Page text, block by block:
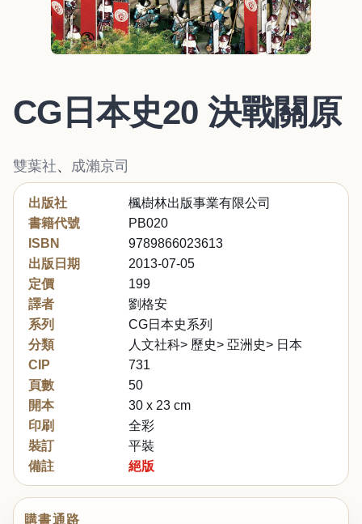
CG日本史20 決戰關原
雙葉社、 成瀨京司
出版社
楓樹林出版事業有限公司
書籍代號
PB020
ISBN
9789866023613
出版日期
2013-07-05
定價
199
譯者
劉格安
系列
CG日本史系列
分類
人文社科> 歷史> 亞洲史> 日本
CIP
731
頁數
50
開本
30 x 23 cm
印刷
全彩
裝訂
平裝
備註
絕版
購書通路